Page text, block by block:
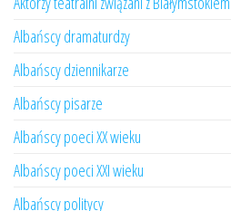
Albańscy dramaturdzy
Albańscy dziennikarze
Albańscy pisarze
Albańscy poeci XX wieku
Albańscy poeci XXI wieku
Albańscy politycy